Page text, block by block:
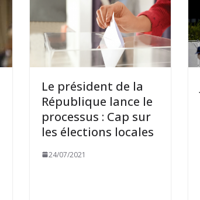
Le président de la
République lance le
processus : Cap sur
les élections locales
24/07/2021